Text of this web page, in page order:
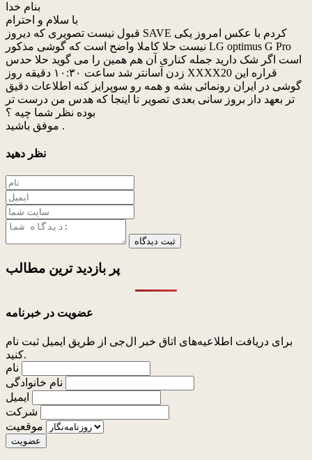
بنام خدا
با سلام و احترام
قبول نیست تصویری که دیروز SAVE کردم با عکس امروز یکی
نیست حلا کاملا واضح است که گوشی مذکور LG optimus G Pro
است اگر شک دارید جمله کناری آن هم همین را می گوید حلا حدس
زدن آسانتر شد ساعت ۱۰:۳۰ دقیقه روز XXXX20 قراره این
گوشی در ایران رونمائی بشه و همه رو سوپرایز کنه اطلاعات دقیق
تر بعهد داز بروز سانی بعدی تصویر تا اینجا که هدس من درست تر
بوده نظر شما چیه ؟
موفق باشید .
نظر دهید
ثبت دیدگاه
پر بازدید ترین مطالب
عضویت در خبرنامه
برای دریافت اطلاعیه‌های اتاق خبر ال‌جی از طریق ایمیل ثبت نام
کنید.
نام
نام خانوادگی
ایمیل
شرکت
موقعیت